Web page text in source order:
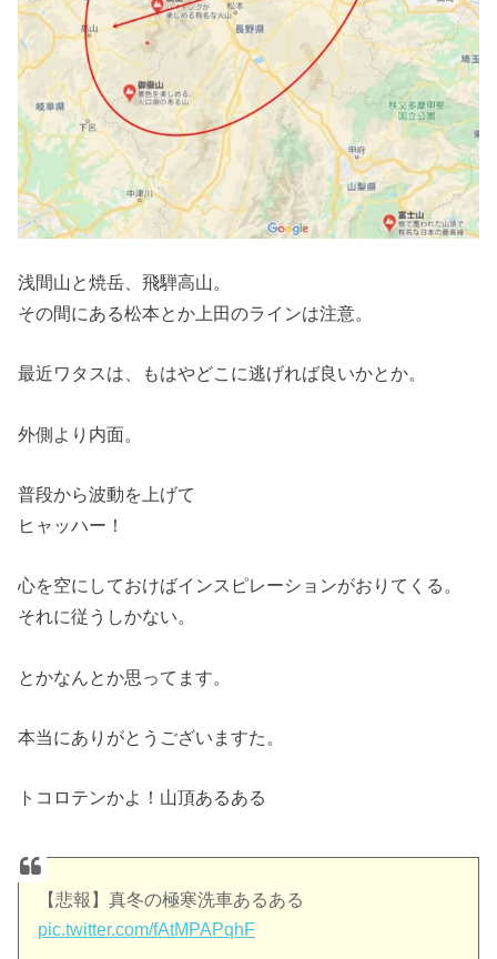
浅間山と焼岳、飛騨高山。
その間にある松本とか上田のラインは注意。
最近ワタスは、もはやどこに逃げれば良いかとか。
外側より内面。
普段から波動を上げて
ヒャッハー！
心を空にしておけばインスピレーションがおりてくる。
それに従うしかない。
とかなんとか思ってます。
本当にありがとうございますた。
トコロテンかよ！山頂あるある
【悲報】真冬の極寒洗車あるある
pic.twitter.com/fAtMPAPqhF